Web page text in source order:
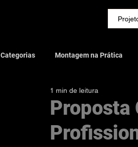
Categorias Montagem na Prática
Ferramentas & Equipamentos
Automação & Softwares
Proposta
1 min de leitura